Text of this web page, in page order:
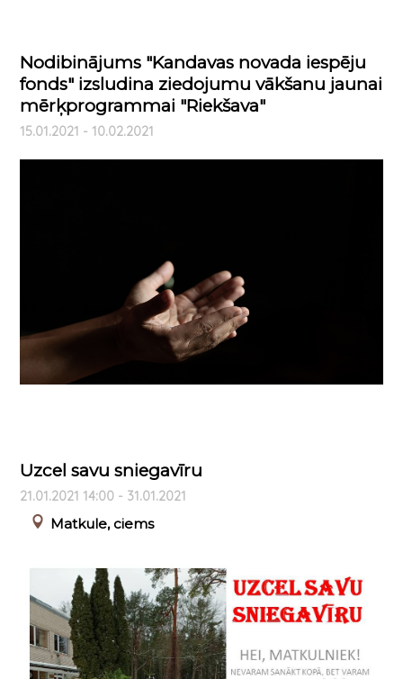
Nodibinājums "Kandavas novada iespēju
fonds" izsludina ziedojumu vākšanu jaunai
mērķprogrammai "Riekšava"
15.01.2021 - 10.02.2021
Uzcel savu sniegavīru
21.01.2021 14:00 - 31.01.2021
Matkule, ciems